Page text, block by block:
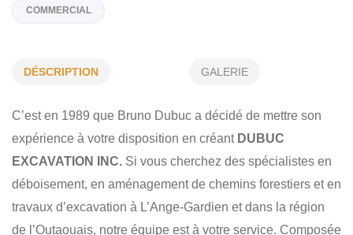
DÉMOLITION APRÈS SINISTRE
EXCAVATION GÉNÉRALE CHEMINS FORESTIERS
FOSSE SEPTIQUE DÉBOISEMENT RÉSIDENTIEL
COMMERCIAL
DÉSCRIPTION GALERIE
C’est en 1989 que Bruno Dubuc a décidé de mettre son
expérience à votre disposition en créant DUBUC
EXCAVATION INC. Si vous cherchez des spécialistes en
déboisement, en aménagement de chemins forestiers et en
travaux d’excavation à L’Ange-Gardien et dans la région
de l’Outaouais, notre équipe est à votre service. Composée